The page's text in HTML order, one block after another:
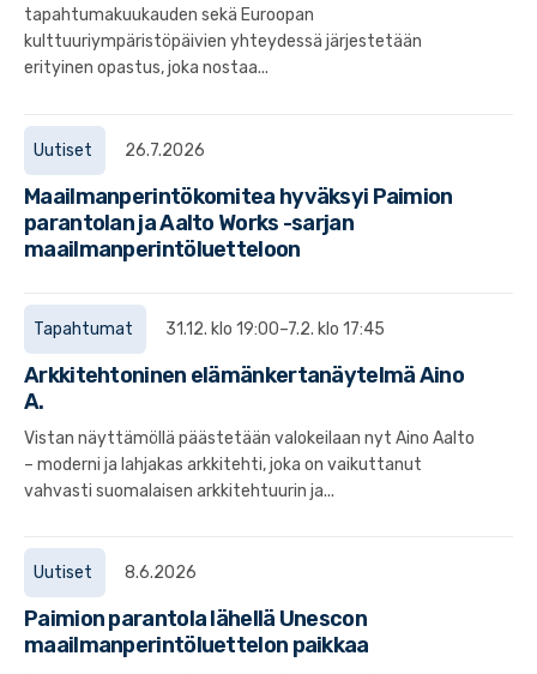
tapahtumakuukauden sekä Euroopan
kulttuuriympäristöpäivien yhteydessä järjestetään
erityinen opastus, joka nostaa...
Uutiset 26.7.2026
Maailmanperintökomitea hyväksyi Paimion
parantolan ja Aalto Works -sarjan
maailmanperintöluetteloon
Tapahtumat 31.12. klo 19:00–7.2. klo 17:45
Arkkitehtoninen elämänkertanäytelmä Aino
A.
Vistan näyttämöllä päästetään valokeilaan nyt Aino Aalto
– moderni ja lahjakas arkkitehti, joka on vaikuttanut
vahvasti suomalaisen arkkitehtuurin ja...
Uutiset 8.6.2026
Paimion parantola lähellä Unescon
maailmanperintöluettelon paikkaa